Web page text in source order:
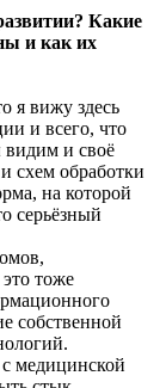
Какие
и как их
я вижу здесь
и всего, что
видим и своё
схем обработки
на которой
серьёзный
тоже
собственной
медицинской